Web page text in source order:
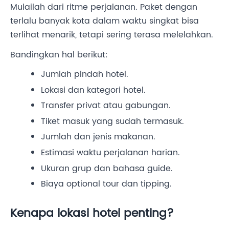
Mulailah dari ritme perjalanan. Paket dengan
terlalu banyak kota dalam waktu singkat bisa
terlihat menarik, tetapi sering terasa melelahkan.
Bandingkan hal berikut:
Jumlah pindah hotel.
Lokasi dan kategori hotel.
Transfer privat atau gabungan.
Tiket masuk yang sudah termasuk.
Jumlah dan jenis makanan.
Estimasi waktu perjalanan harian.
Ukuran grup dan bahasa guide.
Biaya optional tour dan tipping.
Kenapa lokasi hotel penting?